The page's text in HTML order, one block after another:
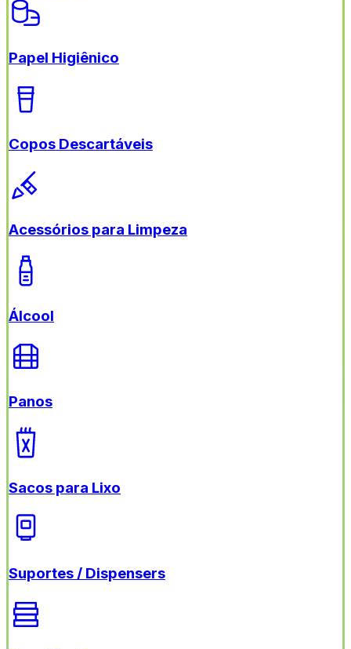
Papel Higiênico
Copos Descartáveis
Acessórios para Limpeza
Álcool
Panos
Sacos para Lixo
Suportes / Dispensers